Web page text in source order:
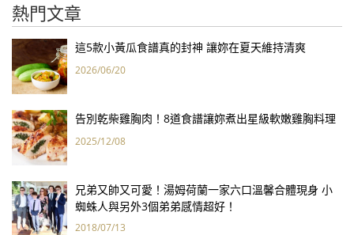
熱門文章
這5款小黃瓜食譜真的封神 讓妳在夏天維持清爽
2026/06/20
告別乾柴雞胸肉！8道食譜讓妳煮出星級軟嫩雞胸料理
2025/12/08
兄弟又帥又可愛！湯姆荷蘭一家六口溫馨合體現身 小
蜘蛛人與另外3個弟弟感情超好！
2018/07/13